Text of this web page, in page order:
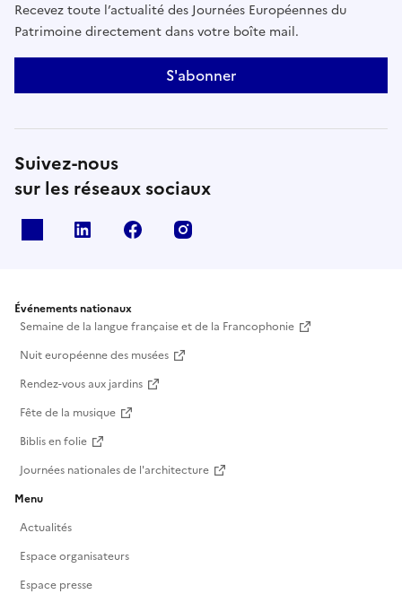
Recevez toute l’actualité des Journées Européennes du
Patrimoine directement dans votre boîte mail.
S'abonner
Suivez-nous
sur les réseaux sociaux
Linkedin Facebook
Événements nationaux
Semaine de la langue française et de la Francophonie
Nuit européenne des musées
Rendez-vous aux jardins
Fête de la musique
Biblis en folie
Journées nationales de l'architecture
Menu
Actualités
Espace organisateurs
Espace presse